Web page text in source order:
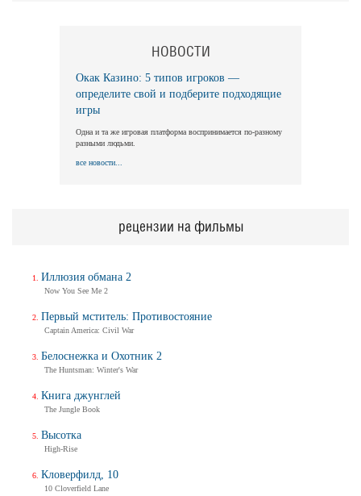
НОВОСТИ
Окак Казино: 5 типов игроков —
определите свой и подберите подходящие
игры
Одна и та же игровая платформа воспринимается по-разному
разными людьми.
все новости...
рецензии на фильмы
Иллюзия обмана 2
Now You See Me 2
Первый мститель: Противостояние
Captain America: Civil War
Белоснежка и Охотник 2
The Huntsman: Winter's War
Книга джунглей
The Jungle Book
Высотка
High-Rise
Кловерфилд, 10
10 Cloverfield Lane